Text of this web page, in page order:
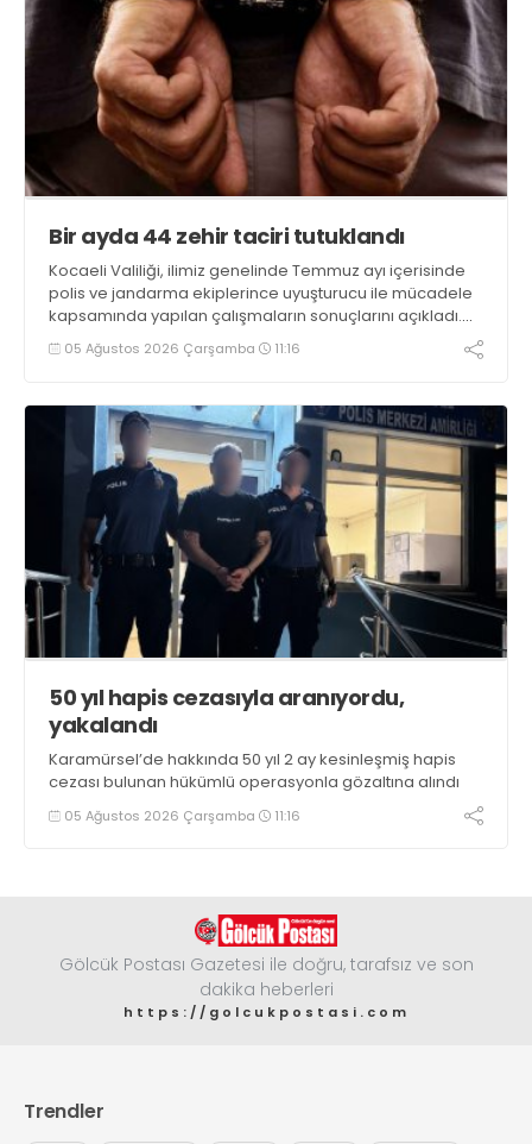
Bir ayda 44 zehir taciri tutuklandı
Kocaeli Valiliği, ilimiz genelinde Temmuz ayı içerisinde
polis ve jandarma ekiplerince uyuşturucu ile mücadele
kapsamında yapılan çalışmaların sonuçlarını açıkladı.
Çalışmalar sonucunda uyuşturucu ve uyarıcı madde
kullanan, ticaretini ve sevkiyatını yapan 44 şahıs
05 Ağustos 2026 Çarşamba 11:16
50 yıl hapis cezasıyla aranıyordu,
yakalandı
Karamürsel’de hakkında 50 yıl 2 ay kesinleşmiş hapis
cezası bulunan hükümlü operasyonla gözaltına alındı
05 Ağustos 2026 Çarşamba 11:16
Gölcük Postası Gazetesi ile doğru, tarafsız ve son
dakika heberleri
https://golcukpostasi.com
Trendler